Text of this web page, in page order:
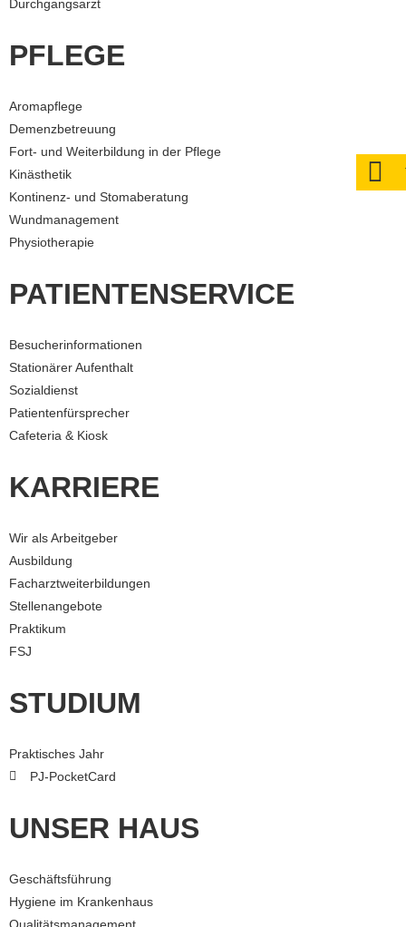
Durchgangsarzt
PFLEGE
Aromapflege
Demenzbetreuung
Fort- und Weiterbildung in der Pflege
Kinästhetik
Kontinenz- und Stomaberatung
Wundmanagement
Physiotherapie
PATIENTENSERVICE
Besucherinformationen
Stationärer Aufenthalt
Sozialdienst
Patientenfürsprecher
Cafeteria & Kiosk
KARRIERE
Wir als Arbeitgeber
Ausbildung
Facharztweiterbildungen
Stellenangebote
Praktikum
FSJ
STUDIUM
Praktisches Jahr
PJ-PocketCard
UNSER HAUS
Geschäftsführung
Hygiene im Krankenhaus
Qualitätsmanagement